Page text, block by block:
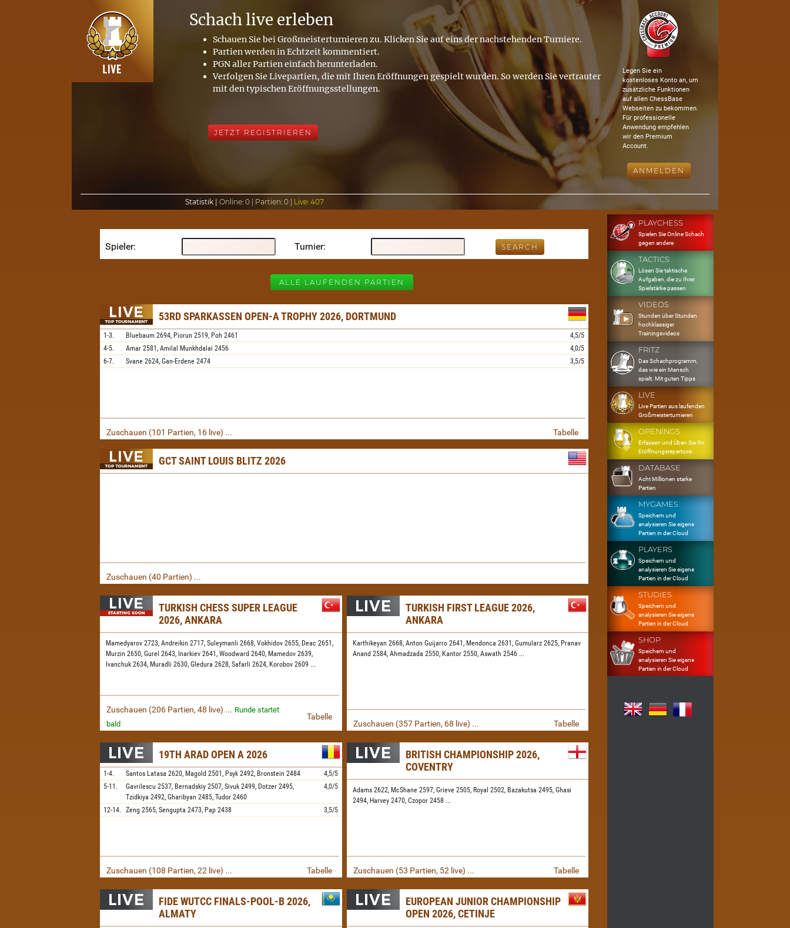
Schach live erleben
Schauen Sie bei Großmeisterturnieren zu. Klicken Sie auf eins der nachstehenden Turniere.
Partien werden in Echtzeit kommentiert.
PGN aller Partien einfach herunterladen.
Verfolgen Sie Livepartien, die mit Ihren Eröffnungen gespielt wurden. So werden Sie vertrauter
mit den typischen Eröffnungsstellungen.
JETZT REGISTRIEREN
Legen Sie ein
kostenloses Konto an, um
zusätzliche Funktionen
auf allen ChessBase
Webseiten zu bekommen.
Für professionelle
Anwendung empfehlen
wir den Premium
Account.
ANMELDEN
Statistik | Online:0 | Partien:0 | Live:407
Spieler Turnier
ALLE LAUFENDEN PARTIEN
53RD SPARKASSEN OPEN-A TROPHY 2026, DORTMUND
1-3. Bluebaum 2694, Piorun 2519, Poh 2461
4,5/5
4-5.
Amar 2581,Amilal Munkhdalai 2456
4,0/5
6-7.
Svane 2624,Gan-Erdene 2474 3,5/5
Zuschauen (101 Partien, 16 live) ... Tabelle
GCT SAINT LOUIS BLITZ 2026
Zuschauen (40 Partien) ...
TURKISH CHESS SUPER LEAGUE
2026, ANKARA
Mamedyarov 2723,Andreikin 2717,Suleymanli 2668,Vokhidov 2655, Deac 2651,
Murzin 2650,Gurel 2643, Inarkiev 2641,Woodward 2640, Mamedov 2639,
Ivanchuk 2634, Muradli 2630,Gledura 2628,Safarli 2624, Korobov 2609 ...
Zuschauen (206 Partien, 48 live) ... Runde startet
bald
Tabelle
TURKISH FIRST LEAGUE 2026,
ANKARA
Karthikeyan 2668, Anton Guijarro 2641, Mendonca 2631, Gumularz 2625, Pranav
Anand 2584, Ahmadzada 2550, Kantor 2550, Aswath 2546 ...
Zuschauen (357 Partien, 68 live) ... Tabelle
19TH ARAD OPEN A 2026
1-4. Santos Latasa 2620, Magold 2501, Psyk 2492, Bronstein 2484
4,5/5
5-11.
Gavrilescu 2537, Bernadskiy 2507,Sivuk 2499, Dotzer 2495,
Tzidkiya 2492,Gharibyan 2485,Tudor 2460
4,0/5
12-14. Zeng 2565,Sengupta 2473, Pap 2438 3,5/5
Zuschauen (108 Partien, 22 live) ... Tabelle
BRITISH CHAMPIONSHIP 2026,
COVENTRY
Adams 2622, McShane 2597, Grieve 2505, Royal 2502, Bazakutsa 2495, Ghasi
2494, Harvey 2470, Czopor 2458 ...
Zuschauen (53 Partien, 52 live) ... Tabelle
FIDE WUTCC FINALS-POOL-B 2026,
ALMATY
EUROPEAN JUNIOR CHAMPIONSHIP
OPEN 2026, CETINJE
PLAYCHESS
Spielen Sie Online Schach
gegen andere
TACTICS
Lösen Sie taktische
Aufgaben, die zu Ihrer
Spielstärke passen
VIDEOS
Stunden über Stunden
hochklassiger
Trainingsvideos
FRITZ
Das Schachprogramm,
das wie ein Mensch
spielt. Mit guten Tipps
LIVE
Live Partien aus laufenden
Großmeisterturnieren
OPENINGS
Erfassen und Üben Sie Ihr
Eröffnungsrepertoire
DATABASE
Acht Millionen starke
Partien
MYGAMES
Speichern und
analysieren Sie eigene
Partien in der Cloud
PLAYERS
Speichern und
analysieren Sie eigene
Partien in der Cloud
STUDIES
Speichern und
analysieren Sie eigene
Partien in der Cloud
SHOP
Speichern und
analysieren Sie eigene
Partien in der Cloud